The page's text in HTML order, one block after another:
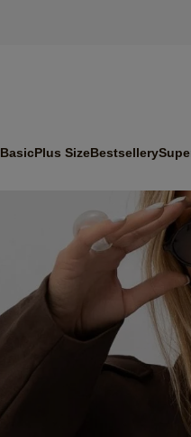
BasicPlus SizeBestsellery